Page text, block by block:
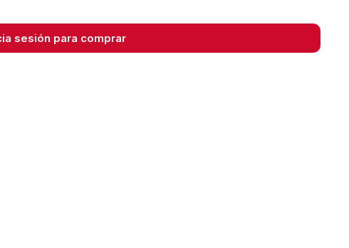
sesión para comprar